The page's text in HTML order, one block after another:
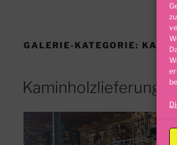
GALERIE-KATEGORIE:
Kaminholzlieferung